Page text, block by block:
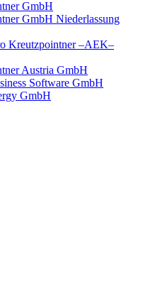
GmbH
GmbH Niederlassung
Kreutzpointner –AEK–
Austria GmbH
Software GmbH
GmbH